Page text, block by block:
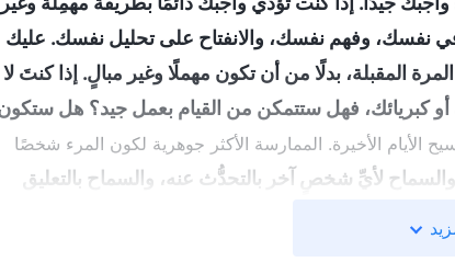
نفسك، وفهم نفسك، والانفتاح على تحليل نفسك. عليك
المقبلة، بدلًا من أن تكون مهملًا وغير مبالٍ. إذا كنتَ لا
كبريائك، فهل ستتمكن من القيام بعمل جيد؟ هل
أحاديث مسيح الأيام الأخيرة. الممارسة الأكثر جوهرية لكون المرء شخصًا
لأيِّ شخصٍ آخر بالتحدُّث عنه، والسماح بالتعليق
عنك؟ سوف يقولون إنك شخصٌ صادق لأن قلبك مفتوح